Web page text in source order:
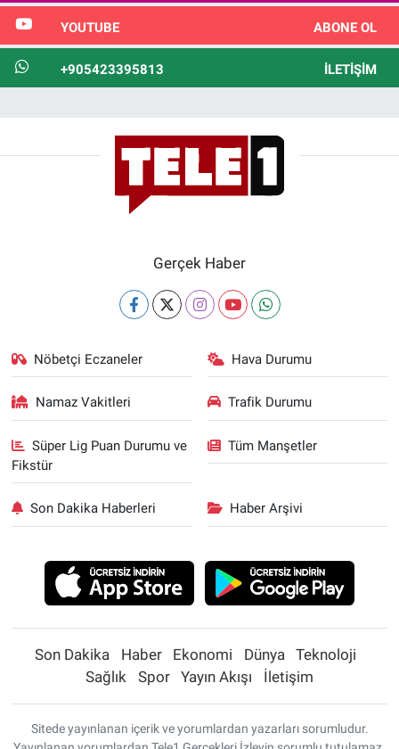
YOUTUBE ABONE OL
+905423395813 İLETIŞIM
Gerçek Haber
Nöbetçi Eczaneler Hava Durumu
Namaz Vakitleri Trafik Durumu
Süper Lig Puan Durumu ve
Fikstür
Tüm Manşetler
Son Dakika Haberleri Haber Arşivi
Son Dakika Haber Ekonomi Dünya
Teknoloji
Sağlık
Spor Yayın Akışı İletişim
Sitede yayınlanan içerik ve yorumlardan yazarları sorumludur.